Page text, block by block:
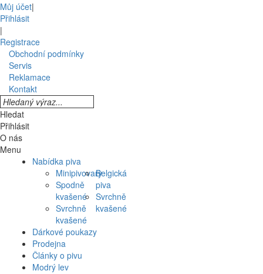
Můj účet|
Přihlásit
|
Registrace
Obchodní podmínky
Servis
Reklamace
Kontakt
Hledat
Přihlásit
O nás
Menu
Nabídka piva
Minipivovary
Spodně
kvašené
Svrchně
kvašené
Belgická
piva
Svrchně
kvašené
Dárkové poukazy
Prodejna
Články o pivu
Modrý lev